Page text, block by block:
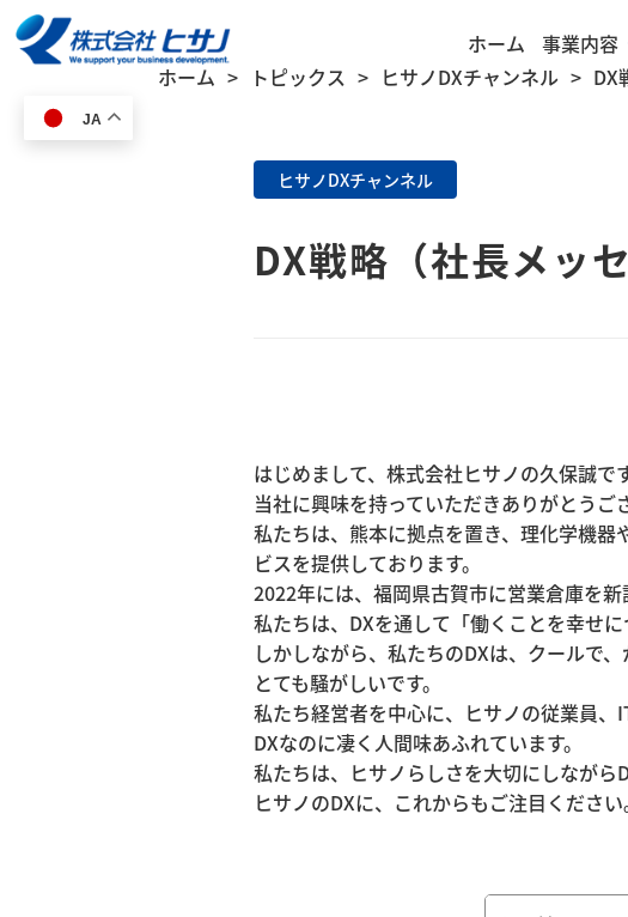
JA
ホーム 事業内容
HOME
ホーム トピックス ヒサノDXチャンネル DX
ヒサノDXチャンネル
DX戦略（社長メッ
はじめまして、株式会社ヒサノの久保誠です
当社に興味を持っていただきありがとうご
私たちは、熊本に拠点を置き、理化学機
ビスを提供しております。
2022年には、福岡県古賀市に営業倉庫を
私たちは、DXを通して「働くことを幸せ
しかしながら、私たちのDXは、クールで
とても騒がしいです。
私たち経営者を中心に、ヒサノの従業員、
DXなのに凄く人間味あふれています。
私たちは、ヒサノらしさを大切にしながら
ヒサノのDXに、これからもご注目ください